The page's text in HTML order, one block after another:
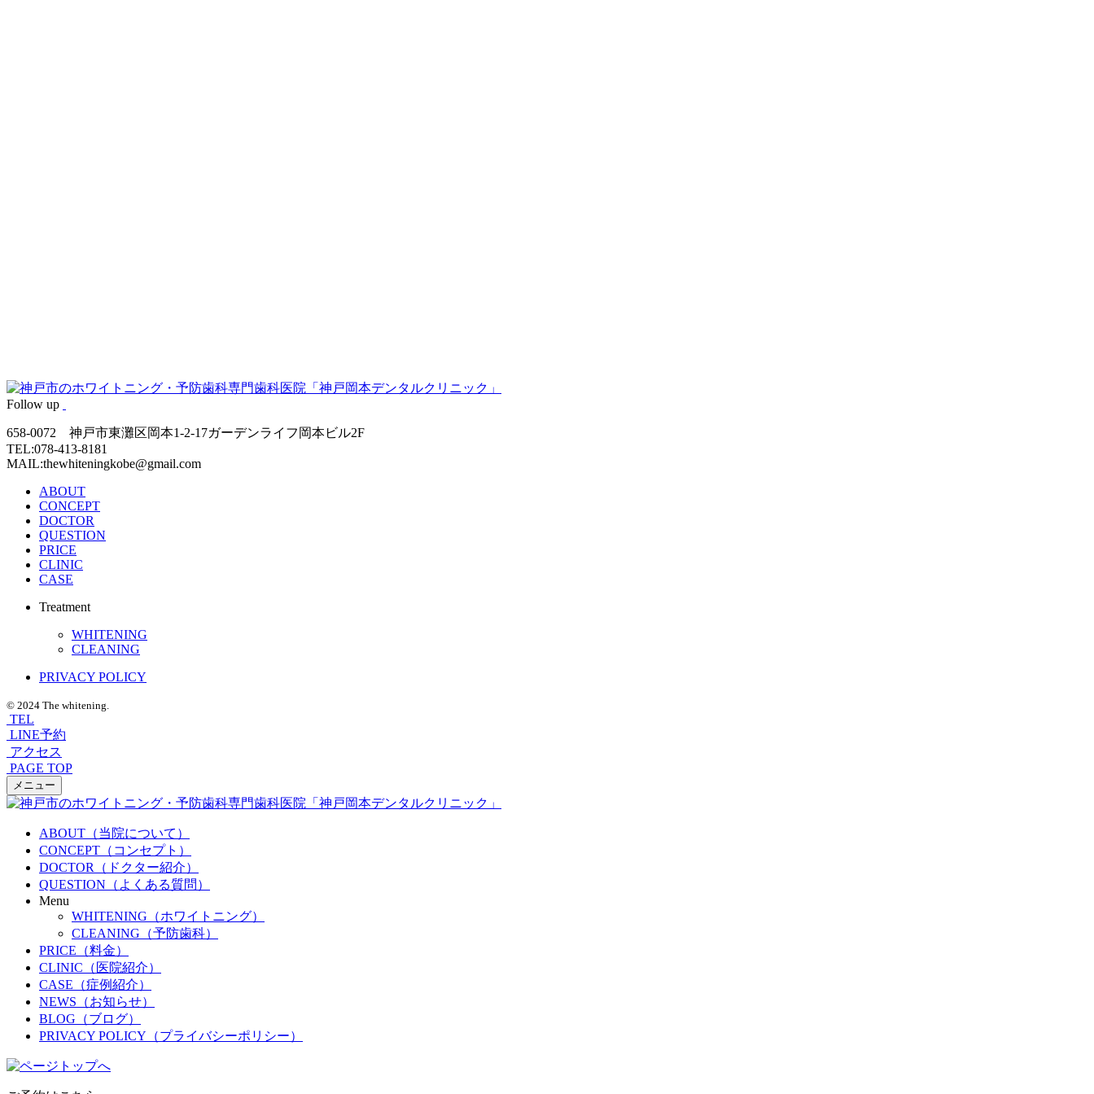
Follow up
658-0072 神戸市東灘区岡本1-2-17ガーデンライフ岡本ビル2F
TEL:078-413-8181
MAIL:thewhiteningkobe@gmail.com
ABOUT
CONCEPT
DOCTOR
QUESTION
PRICE
CLINIC
CASE
Treatment
WHITENING
CLEANING
PRIVACY POLICY
© 2024 The whitening.
TEL
LINE予約
アクセス
PAGE TOP
メニュー
ABOUT（当院について）
CONCEPT（コンセプト）
DOCTOR（ドクター紹介）
QUESTION（よくある質問）
Menu
WHITENING（ホワイトニング）
CLEANING（予防歯科）
PRICE（料金）
CLINIC（医院紹介）
CASE（症例紹介）
NEWS（お知らせ）
BLOG（ブログ）
PRIVACY POLICY（プライバシーポリシー）